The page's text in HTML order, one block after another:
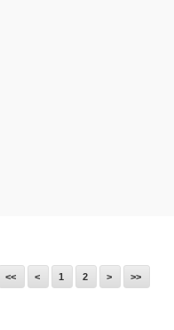
<< < 1 2 > >>